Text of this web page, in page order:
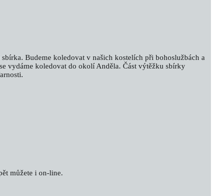
Budeme koledovat v našich kostelích při bohoslužbách a
vydáme koledovat do okolí Anděla. Část výtěžku sbírky
můžete i on-line.